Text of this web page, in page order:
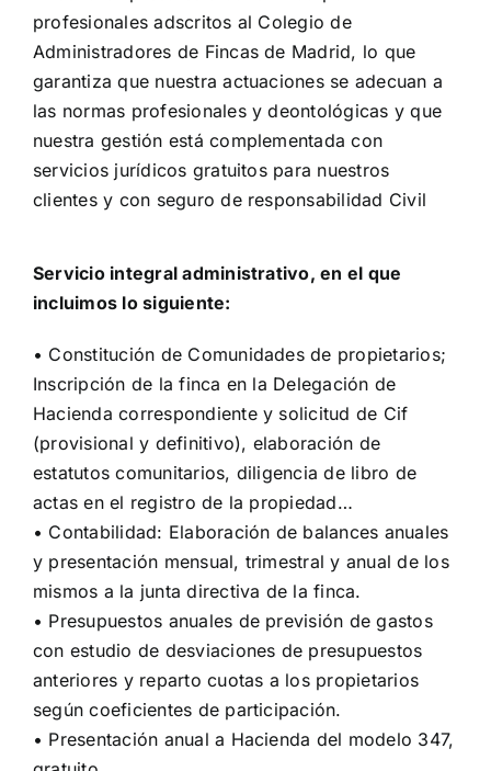
profesionales adscritos al Colegio de
Administradores de Fincas de Madrid, lo que
garantiza que nuestra actuaciones se adecuan a
las normas profesionales y deontológicas y que
nuestra gestión está complementada con
servicios jurídicos gratuitos para nuestros
clientes y con seguro de responsabilidad Civil
Servicio integral administrativo, en el que
incluimos lo siguiente:
• Constitución de Comunidades de propietarios;
Inscripción de la finca en la Delegación de
Hacienda correspondiente y solicitud de Cif
(provisional y definitivo), elaboración de
estatutos comunitarios, diligencia de libro de
actas en el registro de la propiedad…
​• Contabilidad: Elaboración de balances anuales
y presentación mensual, trimestral y anual de los
mismos a la junta directiva de la finca.
• Presupuestos anuales de previsión de gastos
con estudio de desviaciones de presupuestos
anteriores y reparto cuotas a los propietarios
según coeficientes de participación.
• Presentación anual a Hacienda del modelo 347,